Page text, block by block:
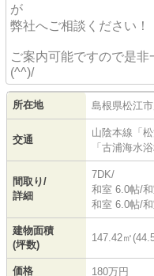
が
弊社へご相談ください！
ご案内可能ですので是
(^^)/
所在地 島根県松江市
交通
山陰本線 「
「古浦海水
間取り/
詳細
7DK/
和室 6.0帖/
和室 6.0帖/
建物面積
(坪数)
147.42㎡
価格 180万円